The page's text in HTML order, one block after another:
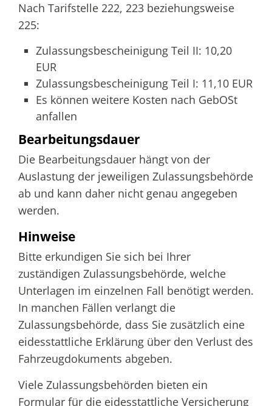
Nach Tarifstelle 222, 223 beziehungsweise
225:
Zulassungsbescheinigung Teil II: 10,20
EUR
Zulassungsbescheinigung Teil I: 11,10 EUR
Es können weitere Kosten nach GebOSt
anfallen
Bearbeitungsdauer
Die Bearbeitungsdauer hängt von der
Auslastung der jeweiligen Zulassungsbehörde
ab und kann daher nicht genau angegeben
werden.
Hinweise
Bitte erkundigen Sie sich bei Ihrer
zuständigen Zulassungsbehörde, welche
Unterlagen im einzelnen Fall benötigt werden.
In manchen Fällen verlangt die
Zulassungsbehörde, dass Sie zusätzlich eine
eidesstattliche Erklärung über den Verlust des
Fahrzeugdokuments abgeben.
Viele Zulassungsbehörden bieten ein
Formular für die eidesstattliche Versicherung